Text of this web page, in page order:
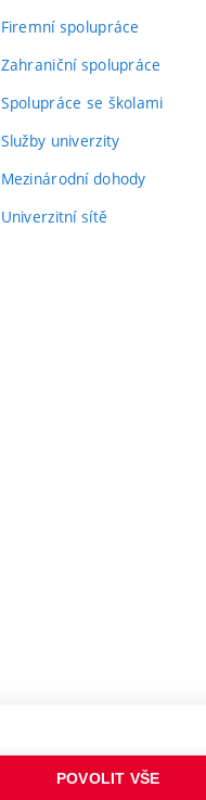
Firemní spolupráce
Zahraniční spolupráce
Spolupráce se školami
Služby univerzity
Mezinárodní dohody
Univerzitní sítě
POVOLIT VŠE